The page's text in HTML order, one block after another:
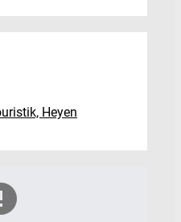
Heyen